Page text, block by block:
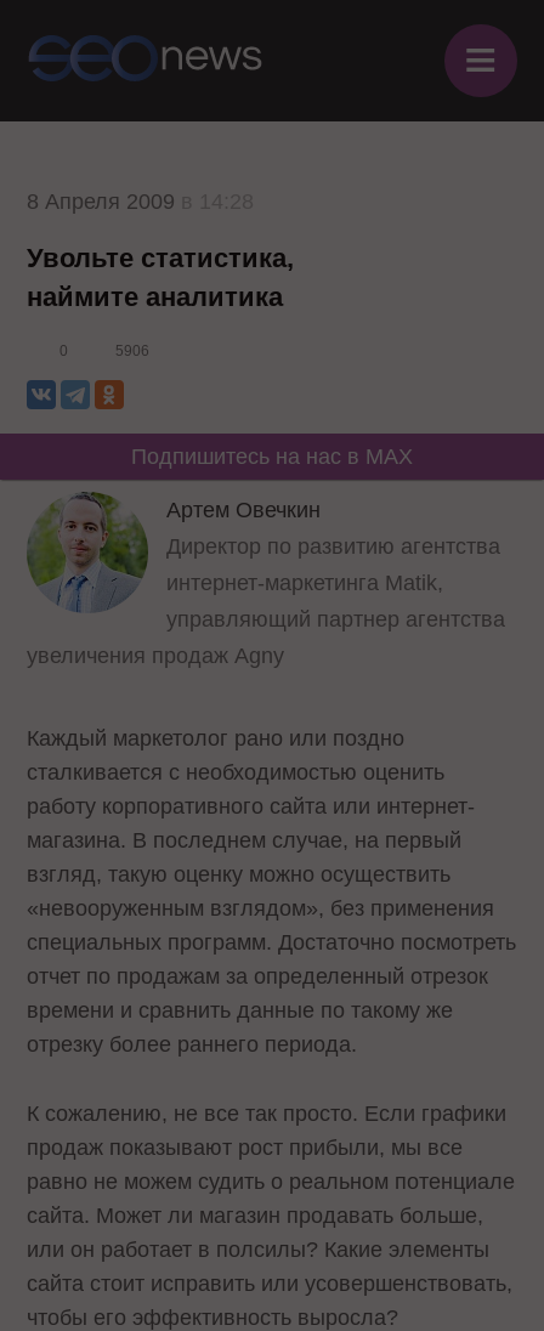
≡
8 Апреля 2009
Увольте статистика,
наймите аналитика
0 5906
Подпишитесь на нас в MAX
Артем Овечкин
Директор по развитию агентства
интернет-маркетинга Matik,
управляющий партнер агентства
увеличения продаж Agny
Каждый маркетолог рано или поздно
сталкивается с необходимостью оценить
работу корпоративного сайта или интернет-
магазина. В последнем случае, на первый
взгляд, такую оценку можно осуществить
«невооруженным взглядом», без применения
специальных программ. Достаточно посмотреть
отчет по продажам за определенный отрезок
времени и сравнить данные по такому же
отрезку более раннего периода.
К сожалению, не все так просто. Если графики
продаж показывают рост прибыли, мы все
равно не можем судить о реальном потенциале
сайта. Может ли магазин продавать больше,
или он работает в полсилы? Какие элементы
сайта стоит исправить или усовершенствовать,
чтобы его эффективность выросла?